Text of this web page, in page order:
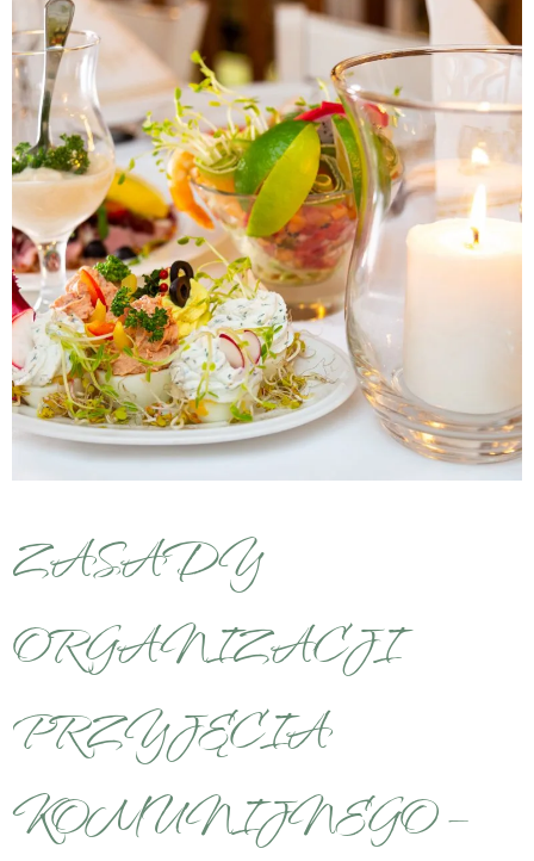
ZASADY
ORGANIZACJI
PRZYJĘCIA
KOMUNIJNEGO –